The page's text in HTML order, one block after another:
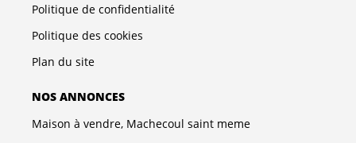
Politique de confidentialité
Politique des cookies
Plan du site
NOS ANNONCES
Maison à vendre, Machecoul saint meme